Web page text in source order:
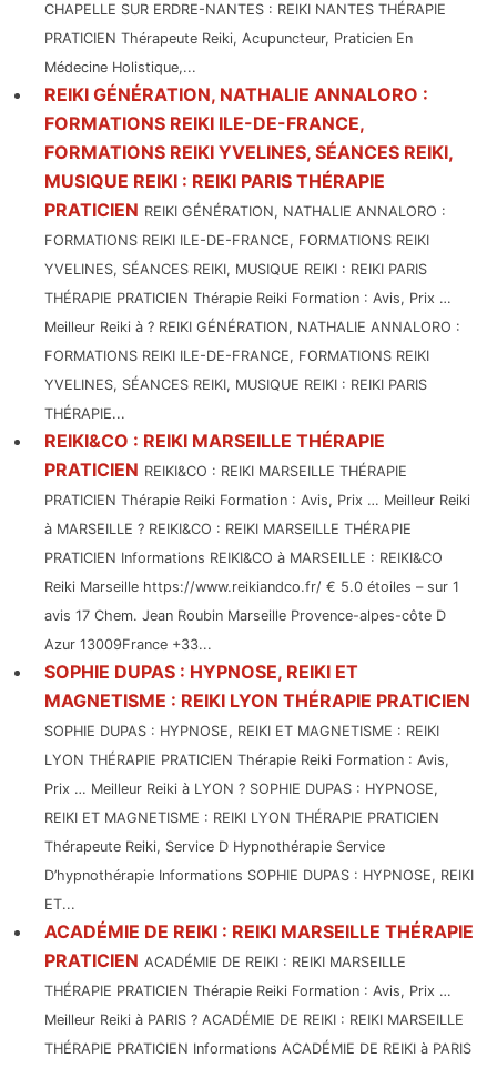
CHAPELLE SUR ERDRE-NANTES : REIKI NANTES THÉRAPIE
PRATICIEN Thérapeute Reiki, Acupuncteur, Praticien En
Médecine Holistique,...
REIKI GÉNÉRATION, NATHALIE ANNALORO :
FORMATIONS REIKI ILE-DE-FRANCE,
FORMATIONS REIKI YVELINES, SÉANCES REIKI,
MUSIQUE REIKI : REIKI PARIS THÉRAPIE
PRATICIEN REIKI GÉNÉRATION, NATHALIE ANNALORO :
FORMATIONS REIKI ILE-DE-FRANCE, FORMATIONS REIKI
YVELINES, SÉANCES REIKI, MUSIQUE REIKI : REIKI PARIS
THÉRAPIE PRATICIEN Thérapie Reiki Formation : Avis, Prix …
Meilleur Reiki à ? REIKI GÉNÉRATION, NATHALIE ANNALORO :
FORMATIONS REIKI ILE-DE-FRANCE, FORMATIONS REIKI
YVELINES, SÉANCES REIKI, MUSIQUE REIKI : REIKI PARIS
THÉRAPIE...
REIKI&CO : REIKI MARSEILLE THÉRAPIE
PRATICIEN REIKI&CO : REIKI MARSEILLE THÉRAPIE
PRATICIEN Thérapie Reiki Formation : Avis, Prix … Meilleur Reiki
à MARSEILLE ? REIKI&CO : REIKI MARSEILLE THÉRAPIE
PRATICIEN Informations REIKI&CO à MARSEILLE : REIKI&CO
Reiki Marseille https://www.reikiandco.fr/ € 5.0 étoiles – sur 1
avis 17 Chem. Jean Roubin Marseille Provence-alpes-côte D
Azur 13009France +33...
SOPHIE DUPAS : HYPNOSE, REIKI ET
MAGNETISME : REIKI LYON THÉRAPIE PRATICIEN
SOPHIE DUPAS : HYPNOSE, REIKI ET MAGNETISME : REIKI
LYON THÉRAPIE PRATICIEN Thérapie Reiki Formation : Avis,
Prix … Meilleur Reiki à LYON ? SOPHIE DUPAS : HYPNOSE,
REIKI ET MAGNETISME : REIKI LYON THÉRAPIE PRATICIEN
Thérapeute Reiki, Service D Hypnothérapie Service
D’hypnothérapie Informations SOPHIE DUPAS : HYPNOSE, REIKI
ET...
ACADÉMIE DE REIKI : REIKI MARSEILLE THÉRAPIE
PRATICIEN ACADÉMIE DE REIKI : REIKI MARSEILLE
THÉRAPIE PRATICIEN Thérapie Reiki Formation : Avis, Prix …
Meilleur Reiki à PARIS ? ACADÉMIE DE REIKI : REIKI MARSEILLE
THÉRAPIE PRATICIEN Informations ACADÉMIE DE REIKI à PARIS